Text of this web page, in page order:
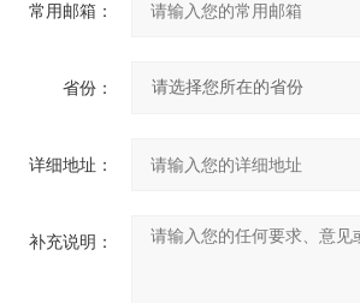
常用邮箱：
省份：
详细地址：
补充说明：